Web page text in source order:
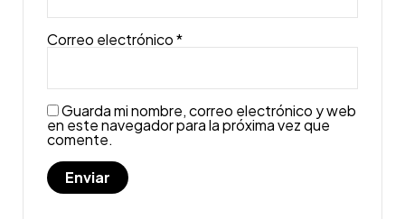
Correo electrónico*
Guarda mi nombre, correo electrónico y web
en este navegador para la próxima vez que
comente.